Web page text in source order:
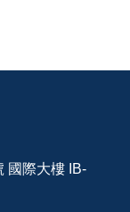
國際大樓 IB-